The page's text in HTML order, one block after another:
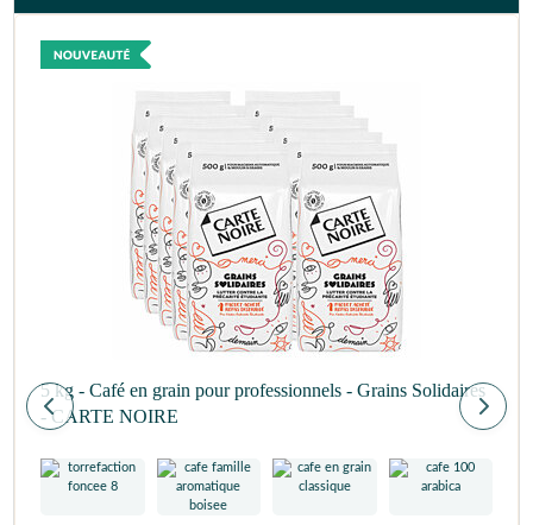
5 kg - Café en grain pour professionnels - Grains Solidaires
- CARTE NOIRE